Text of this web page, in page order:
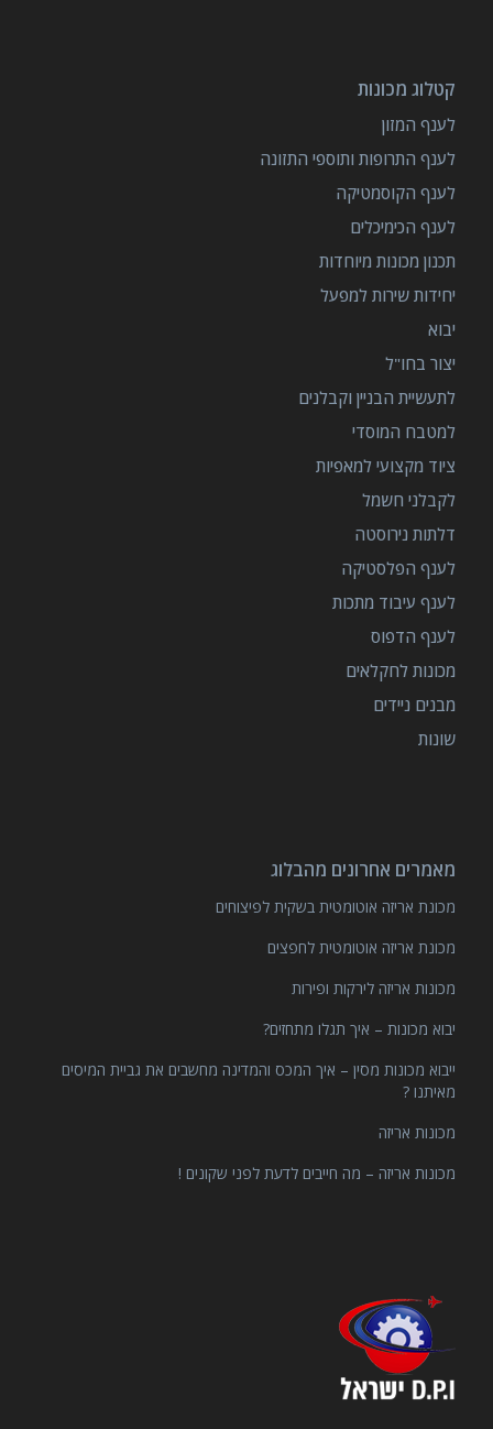
קטלוג מכונות
לענף המזון
לענף התרופות ותוספי התזונה
לענף הקוסמטיקה
לענף הכימיכלים
תכנון מכונות מיוחדות
יחידות שירות למפעל
יבוא
יצור בחו"ל
לתעשיית הבניין וקבלנים
למטבח המוסדי
ציוד מקצועי למאפיות
לקבלני חשמל
דלתות נירוסטה
לענף הפלסטיקה
לענף עיבוד מתכות
לענף הדפוס
מכונות לחקלאים
מבנים ניידים
שונות
מאמרים אחרונים מהבלוג
מכונת אריזה אוטומטית בשקית לפיצוחים
מכונת אריזה אוטומטית לחפצים
מכונות אריזה לירקות ופירות
יבוא מכונות – איך תגלו מתחזים?
ייבוא מכונות מסין – איך המכס והמדינה מחשבים את גביית המיסים
מאיתנו ?
מכונות אריזה
מכונות אריזה – מה חייבים לדעת לפני שקונים !